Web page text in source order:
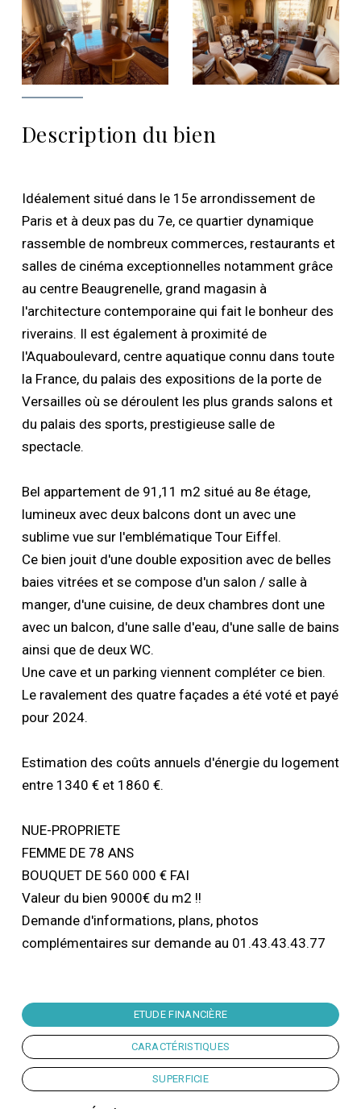
Description du bien
Idéalement situé dans le 15e arrondissement de
Paris et à deux pas du 7e, ce quartier dynamique
rassemble de nombreux commerces, restaurants et
salles de cinéma exceptionnelles notamment grâce
au centre Beaugrenelle, grand magasin à
l'architecture contemporaine qui fait le bonheur des
riverains. Il est également à proximité de
l'Aquaboulevard, centre aquatique connu dans toute
la France, du palais des expositions de la porte de
Versailles où se déroulent les plus grands salons et
du palais des sports, prestigieuse salle de
spectacle.
Bel appartement de 91,11 m2 situé au 8e étage,
lumineux avec deux balcons dont un avec une
sublime vue sur l'emblématique Tour Eiffel.
Ce bien jouit d'une double exposition avec de belles
baies vitrées et se compose d'un salon / salle à
manger, d'une cuisine, de deux chambres dont une
avec un balcon, d'une salle d'eau, d'une salle de bains
ainsi que de deux WC.
Une cave et un parking viennent compléter ce bien.
Le ravalement des quatre façades a été voté et payé
pour 2024.
Estimation des coûts annuels d'énergie du logement
entre 1340 € et 1860 €.
NUE-PROPRIETE
FEMME DE 78 ANS
BOUQUET DE 560 000 € FAI
Valeur du bien 9000€ du m2 !!
Demande d'informations, plans, photos
complémentaires sur demande au 01.43.43.43.77
ETUDE FINANCIÈRE
CARACTÉRISTIQUES
SUPERFICIE